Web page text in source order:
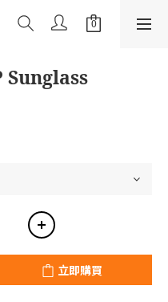
Sunglass
立即購買